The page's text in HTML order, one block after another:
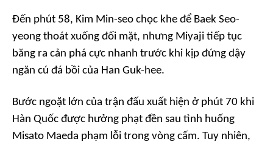
Đến phút 58, Kim Min-seo chọc khe để Baek Seo-
yeong thoát xuống đối mặt, nhưng Miyaji tiếp tục
băng ra cản phá cực nhanh trước khi kịp đứng dậy
ngăn cú đá bồi của Han Guk-hee.
Bước ngoặt lớn của trận đấu xuất hiện ở phút 70 khi
Hàn Quốc được hưởng phạt đền sau tình huống
Misato Maeda phạm lỗi trong vòng cấm. Tuy nhiên,